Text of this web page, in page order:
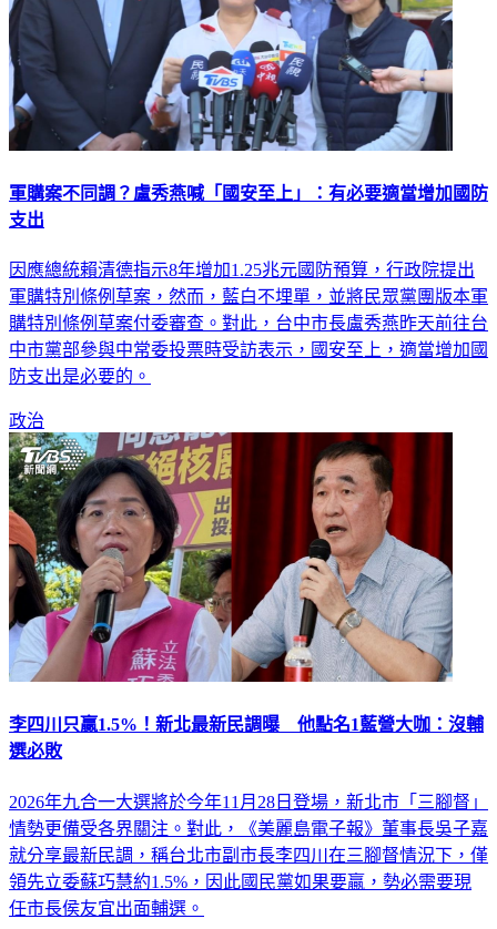
軍購案不同調？盧秀燕喊「國安至上」：有必要適當增加國防
支出
因應總統賴清德指示8年增加1.25兆元國防預算，行政院提出
軍購特別條例草案，然而，藍白不埋單，並將民眾黨團版本軍
購特別條例草案付委審查。對此，台中市長盧秀燕昨天前往台
中市黨部參與中常委投票時受訪表示，國安至上，適當增加國
防支出是必要的。
政治
李四川只贏1.5%！新北最新民調曝 他點名1藍營大咖：沒輔
選必敗
2026年九合一大選將於今年11月28日登場，新北市「三腳督」
情勢更備受各界關注。對此，《美麗島電子報》董事長吳子嘉
就分享最新民調，稱台北市副市長李四川在三腳督情況下，僅
領先立委蘇巧慧約1.5%，因此國民黨如果要贏，勢必需要現
任市長侯友宜出面輔選。